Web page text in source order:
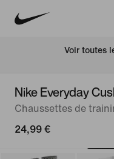
Voir toutes
Nike Everyday
Chaussettes de
24,99 €